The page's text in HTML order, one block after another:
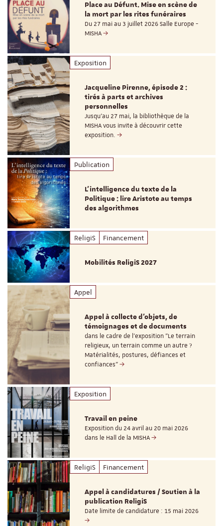
Place au Défunt. Mise en scène de
la mort par les rites funéraires
Du 27 mai au 3 juillet 2026 Salle Europe -
MISHA
Exposition
Jacqueline Pirenne, épisode 2 :
tirés à parts et archives
personnelles
Jusqu’au 27 mai, la bibliothèque de la
MISHA vous invite à découvrir cette
exposition.
Publication
L’intelligence du texte de la
Politique : lire Aristote au temps
des algorithmes
ReligiS Financement
Mobilités ReligiS 2027
Appel
Appel à collecte d'objets, de
témoignages et de documents
dans le cadre de l'exposition "Le terrain
religieux, un terrain comme un autre ?
Matérialités, postures, défiances et
confiances"
Exposition
Travail en peine
Exposition du 24 avril au 20 mai 2026
dans le Hall de la MISHA
ReligiS Financement
Appel à candidatures / Soutien à la
publication ReligiS
Date limite de candidature : 15 mai 2026